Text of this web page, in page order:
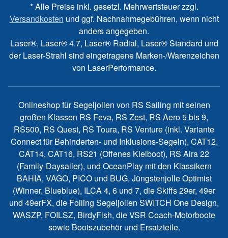
* Alle Preise inkl. gesetzl. Mehrwertsteuer zzgl.
Versandkosten und ggf. Nachnahmegebühren, wenn nicht
anders angegeben.
Laser®, Laser® 4.7, Laser® Radial, Laser® Standard und
der Laser-Strahl sind eingetragene Marken-/Warenzeichen
von LaserPerformance.
Onlineshop für Segeljollen von RS Sailing mit seinen
großen Klassen RS Feva, RS Zest, RS Aero 5 bis 9,
RS500, RS Quest, RS Toura, RS Venture (inkl. Variante
Connect für Behinderten- und Inklusions-Segeln), CAT12,
CAT14, CAT16, RS21 (Offenes Kielboot), RS Aira 22
(Family-Daysailer), und OceanPlay mit den Klassikern
BAHIA, VAGO, PICO und BUG, Jüngstenjolle Optimist
(Winner, Blueblue), ILCA 4, 6 und 7, die Skiffs 29er, 49er
und 49erFX, die Foiling Segeljollen SWITCH One Design,
WASZP, FOILSZ, BirdyFish, die VSR Coach-Motorboote
sowie Bootszubehör und Ersatzteile.